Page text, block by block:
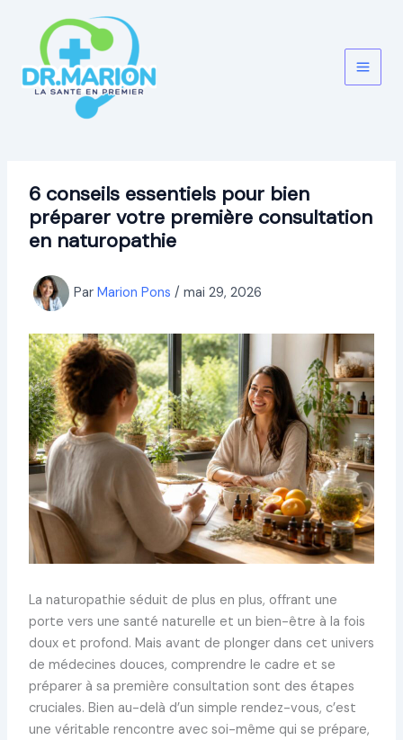
contenu
6 conseils essentiels pour bien
préparer votre première consultation
en naturopathie
Par Marion Pons / mai 29, 2026
La naturopathie séduit de plus en plus, offrant une
porte vers une santé naturelle et un bien-être à la fois
doux et profond. Mais avant de plonger dans cet univers
de médecines douces, comprendre le cadre et se
préparer à sa première consultation sont des étapes
cruciales. Bien au-delà d’un simple rendez-vous, c’est
une véritable rencontre avec soi-même qui se prépare,